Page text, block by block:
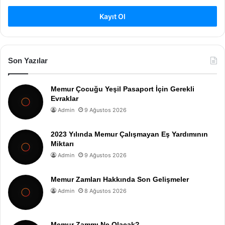
Kayıt Ol
Son Yazılar
Memur Çocuğu Yeşil Pasaport İçin Gerekli
Evraklar
Admin 9 Ağustos 2026
2023 Yılında Memur Çalışmayan Eş Yardımının
Miktarı
Admin 9 Ağustos 2026
Memur Zamları Hakkında Son Gelişmeler
Admin 8 Ağustos 2026